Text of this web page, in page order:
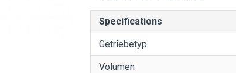
Specifications
Getriebetyp
Volumen